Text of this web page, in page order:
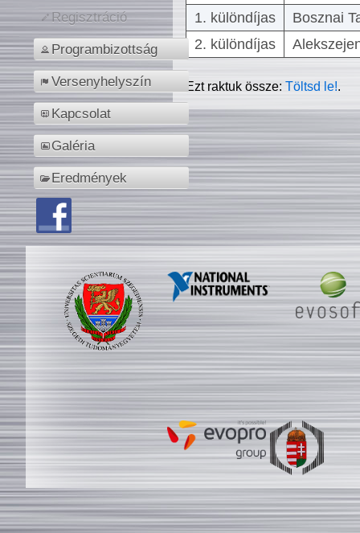
Regisztráció
Programbizottság
Versenyhelyszín
Kapcsolat
Galéria
Eredmények
1. különdíjas
Bosznai
2. különdíjas
Ezt raktuk össze:Töltsd le!.